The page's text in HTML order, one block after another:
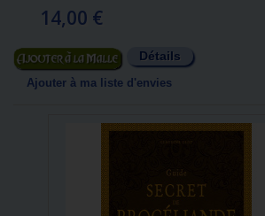
14,00 €
Ajouter au panier Détails
Ajouter à ma liste d'envies